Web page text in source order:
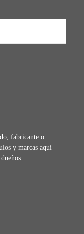
fabricante o
y marcas aquí